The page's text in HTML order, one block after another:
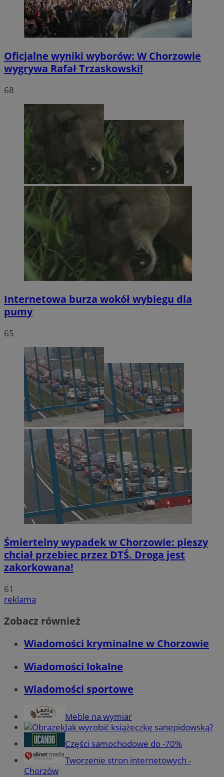
Oficjalne wyniki wyborów: W Chorzowie
wygrywa Rafał Trzaskowski!
68
Internetowa burza wokół wybiegu dla
pumy
65
Śmiertelny wypadek w Chorzowie: pieszy
chciał przebiec przez DTŚ. Droga jest
zakorkowana!
61
reklama
Zobacz również
Wiadomości kryminalne w Chorzowie
Wiadomości lokalne
Wiadomości sportowe
Meble na wymiar
Jak wyrobić książeczkę sanepidowską?
Części samochodowe do -70%
Tworzenie stron internetowych -
Chorzów